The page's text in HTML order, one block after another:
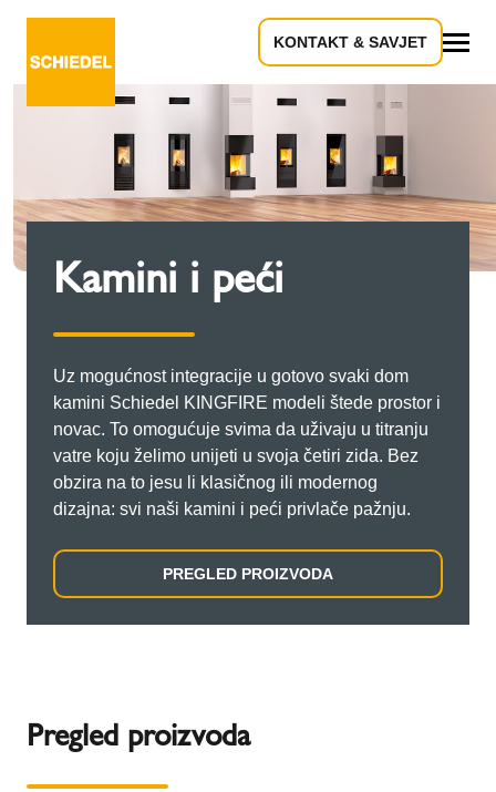
KONTAKT & SAVJET
Kamini i peći
Uz mogućnost integracije u gotovo svaki dom
kamini Schiedel KINGFIRE modeli štede prostor i
novac. To omogućuje svima da uživaju u titranju
vatre koju želimo unijeti u svoja četiri zida. Bez
obzira na to jesu li klasičnog ili modernog
dizajna: svi naši kamini i peći privlače pažnju.
PREGLED PROIZVODA
Pregled proizvoda